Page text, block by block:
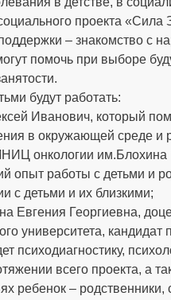
проекта
– знакомство с
помочь при выборе
будут работать:
Иванович, который
в окружающей среде и
онкологии
опыт работы с детьми и
с детьми и их близкими;
Евгения Георгиевна,
университета,
психодиагностику,
всего проекта, а
ребенок – родственники,